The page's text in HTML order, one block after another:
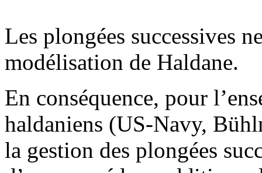
Les plongées successives
modélisation de Haldane.
En conséquence, pour
haldaniens (US-Navy,
la gestion des plongées